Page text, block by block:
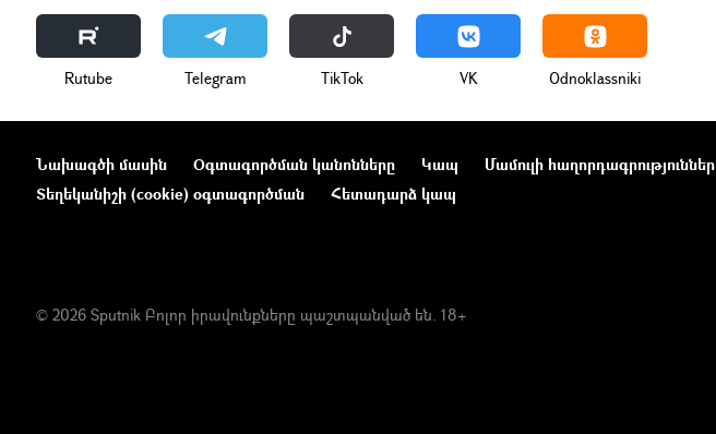
Rutube Telegram ТikТоk VK Odnoklassniki
Նախագծի մասին Օգտագործման կանոնները Կապ Մամուլի հաղորդագրություններ
Տեղեկանիշի (cookie) օգտագործման
Հետադարձ կապ
© 2026 Sputnik Բոլոր իրավունքները պաշտպանված են. 18+